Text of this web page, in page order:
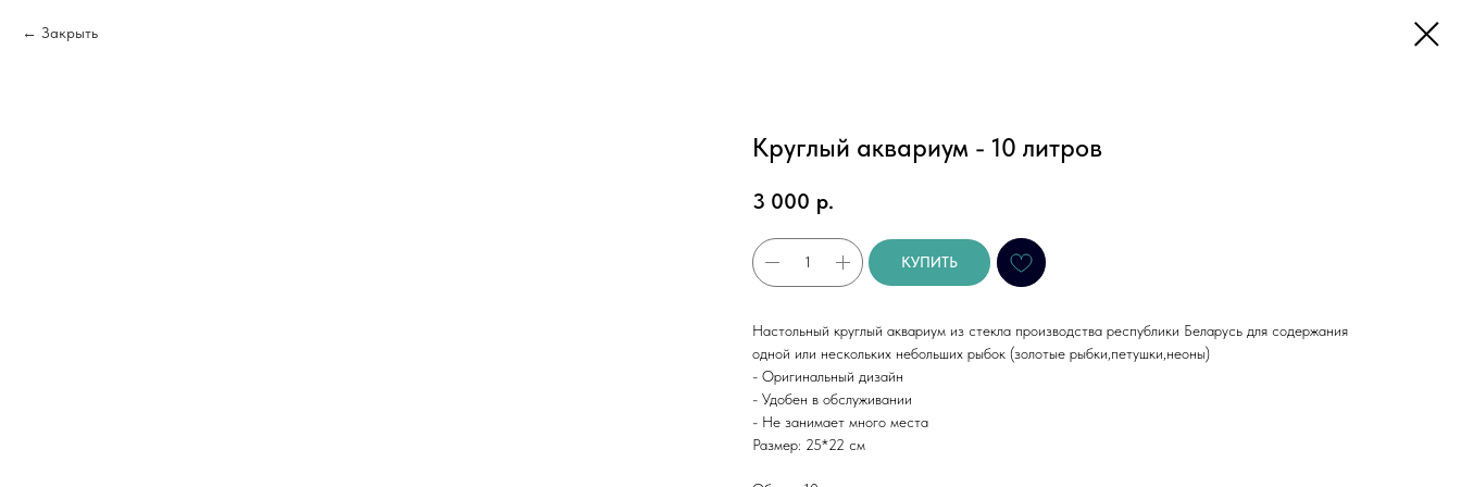
Закрыть
Круглый аквариум - 10 литров
3 000 р.
КУПИТЬ
Настольный круглый аквариум из стекла производства республики Беларусь для содержания
одной или нескольких небольших рыбок (золотые рыбки,петушки,неоны)
- Оригинальный дизайн
- Удобен в обслуживании
- Не занимает много места
Размер: 25*22 см